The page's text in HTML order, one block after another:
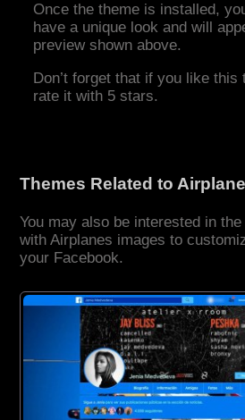
Once the theme is installed,
have a unique look and will
preview shown above.
Don’t forget that if you like this
rate it with 5 stars.
Themes Related to
You may also be interested in
with Airplanes images to
your Facebook.